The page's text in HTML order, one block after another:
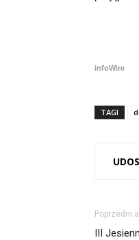
infoWire
TAGI
Poprzedni
III